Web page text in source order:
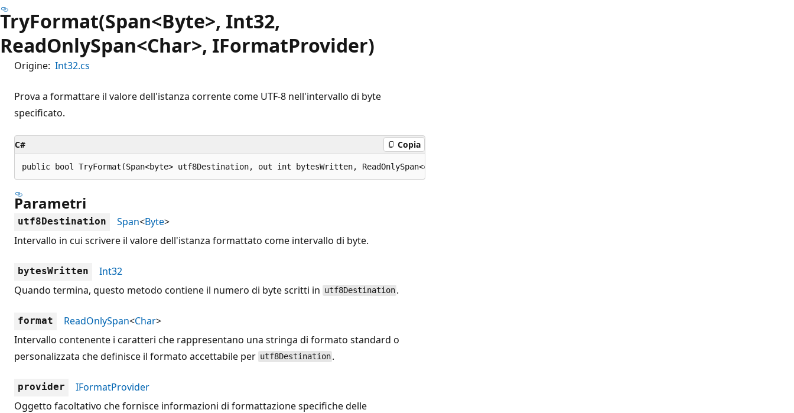
TryFormat(Span<Byte>, Int32,
ReadOnlySpan<Char>, IFormatProvider)
Origine: Int32.cs
Prova a formattare il valore dell'istanza corrente come UTF-8 nell'intervallo di byte
specificato.
C# Copia
public bool TryFormat(Span<byte> utf8Destination, out int bytesWritten, ReadOnlySpan<char> format = default, IFormatProvider? provider = default);
Parametri
utf8Destination Span<Byte>
Intervallo in cui scrivere il valore dell'istanza formattato come intervallo di byte.
bytesWritten
Int32
Quando termina, questo metodo contiene il numero di byte scritti in utf8Destination .
format ReadOnlySpan<Char>
Intervallo contenente i caratteri che rappresentano una stringa di formato standard o
personalizzata che definisce il formato accettabile per utf8Destination .
provider
IFormatProvider
Oggetto facoltativo che fornisce informazioni di formattazione specifiche delle